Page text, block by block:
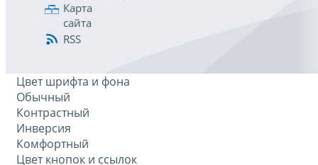
Карта
сайта
RSS
Цвет шрифта и фона
Обычный
Контрастный
Инверсия
Комфортный
Цвет кнопок и ссылок